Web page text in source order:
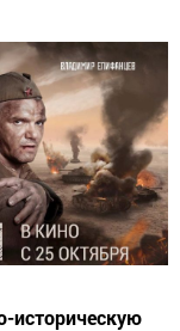
историческую